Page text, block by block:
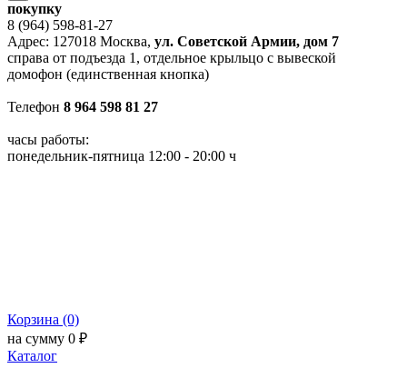
покупку
8 (964) 598-81-27
Адрес: 127018 Москва, ул. Советской Армии, дом 7
справа от подъезда 1, отдельное крыльцо с вывеской
домофон (единственная кнопка)
Телефон 8 964 598 81 27
часы работы:
понедельник-пятница 12:00 - 20:00 ч
Корзина (0)
на сумму 0 ₽
Каталог